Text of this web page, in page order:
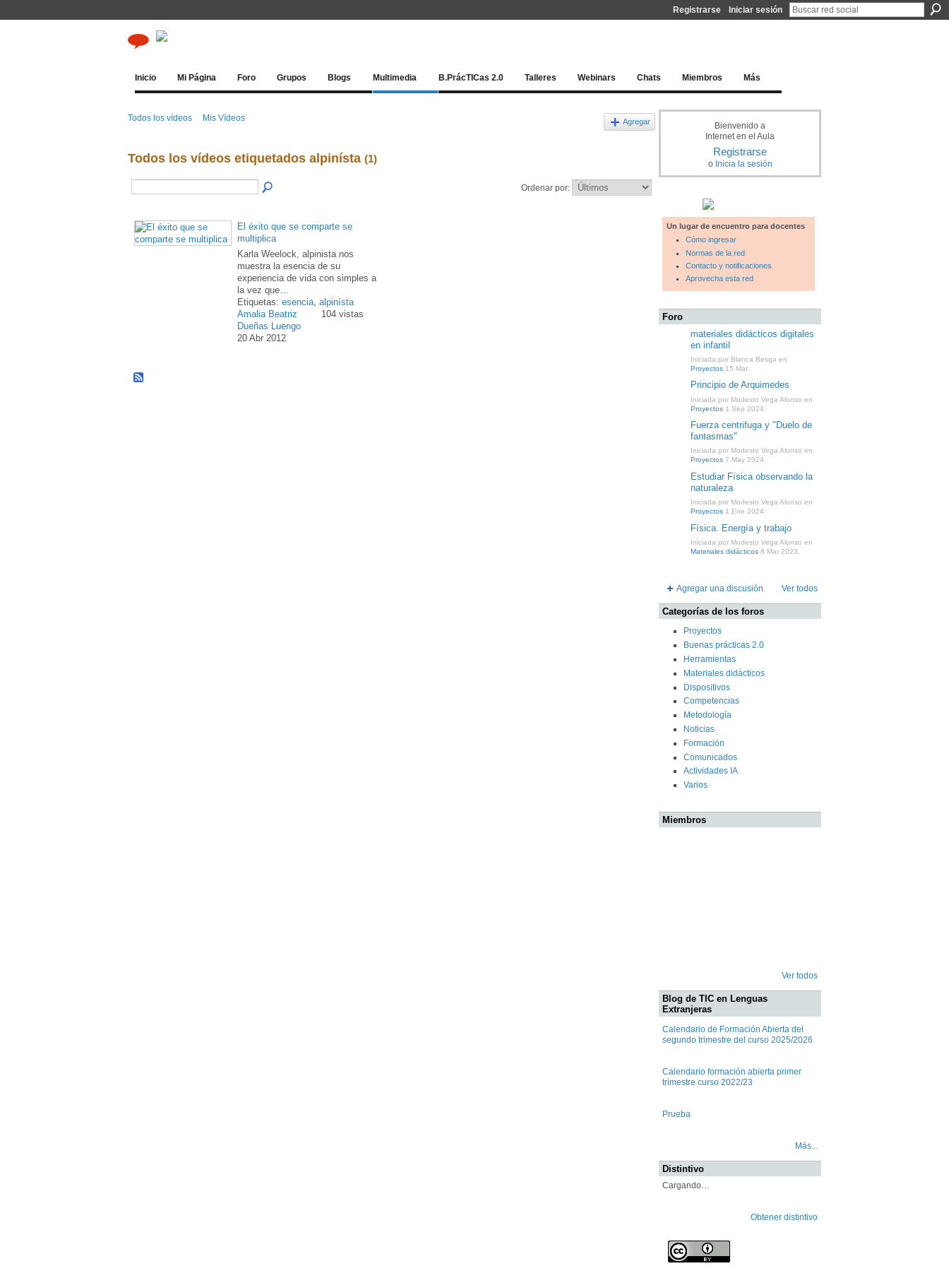
Registrarse Iniciar sesión
Inicio Mi Página Foro Grupos Blogs Multimedia B.PrácTICas 2.0 Talleres Webinars Chats Miembros Más
Todos los vídeos Mis Vídeos Agregar
Todos los vídeos etiquetados alpinísta (1)
Ordenar por:
El éxito que se comparte se
multiplica
Karla Weelock, alpinista nos
muestra la esencia de su
experiencia de vida con simples a
la vez que…
Etiquetas: esencia, alpinísta
Amalia Beatriz
Dueñas Luengo
20 Abr 2012
104 vistas
Bienvenido a
Internet en el Aula
Registrarse
o Inicia la sesión
Un lugar de encuentro para docentes
Cómo ingresar
Normas de la red
Contacto y notificaciones
Aprovecha esta red
Foro
materiales didácticos digitales
en infantil
Iniciada por Blanca Besga en
Proyectos 15 Mar.
Principio de Arquimedes
Iniciada por Modesto Vega Alonso en
Proyectos 1 Sep 2024.
Fuerza centrifuga y "Duelo de
fantasmas"
Iniciada por Modesto Vega Alonso en
Proyectos 7 May 2024.
Estudiar Física observando la
naturaleza
Iniciada por Modesto Vega Alonso en
Proyectos 1 Ene 2024.
Física. Energía y trabajo
Iniciada por Modesto Vega Alonso en
Materiales didácticos 8 Mar 2023.
Agregar una discusión Ver todos
Categorías de los foros
Proyectos
Buenas prácticas 2.0
Herramientas
Materiales didácticos
Dispositivos
Competencias
Metodología
Noticias
Formación
Comunicados
Actividades IA
Varios
Miembros
Ver todos
Blog de TIC en Lenguas
Extranjeras
Calendario de Formación Abierta del
segundo trimestre del curso 2025/2026
Calendario formación abierta primer
trimestre curso 2022/23
Prueba
Más...
Distintivo
Cargando…
Obtener distintivo